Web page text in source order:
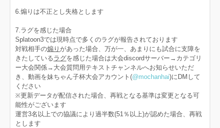
6.煽りは不正とし失格とします
7.ラグを感じた場合
Splatoon3では現時点で多くのラグが報告されております
対戦相手の煽り があった場合、万が一、あまりにも試合に支障を
きたしているラグを感じた場合は大会discordサーバー→カテゴリ
ー大会関係→大会質問用テキストチャンネルへお知らせいただ
き、動画を妹ちゃん子杯大会アカウント(@mochanhai)にDMして
ください
※更新データが配信された場合、再戦となる基準は変更となる可
能性がございます
運営3名以上での協議により過半数(51％以上)が認めた場合、再戦
とします